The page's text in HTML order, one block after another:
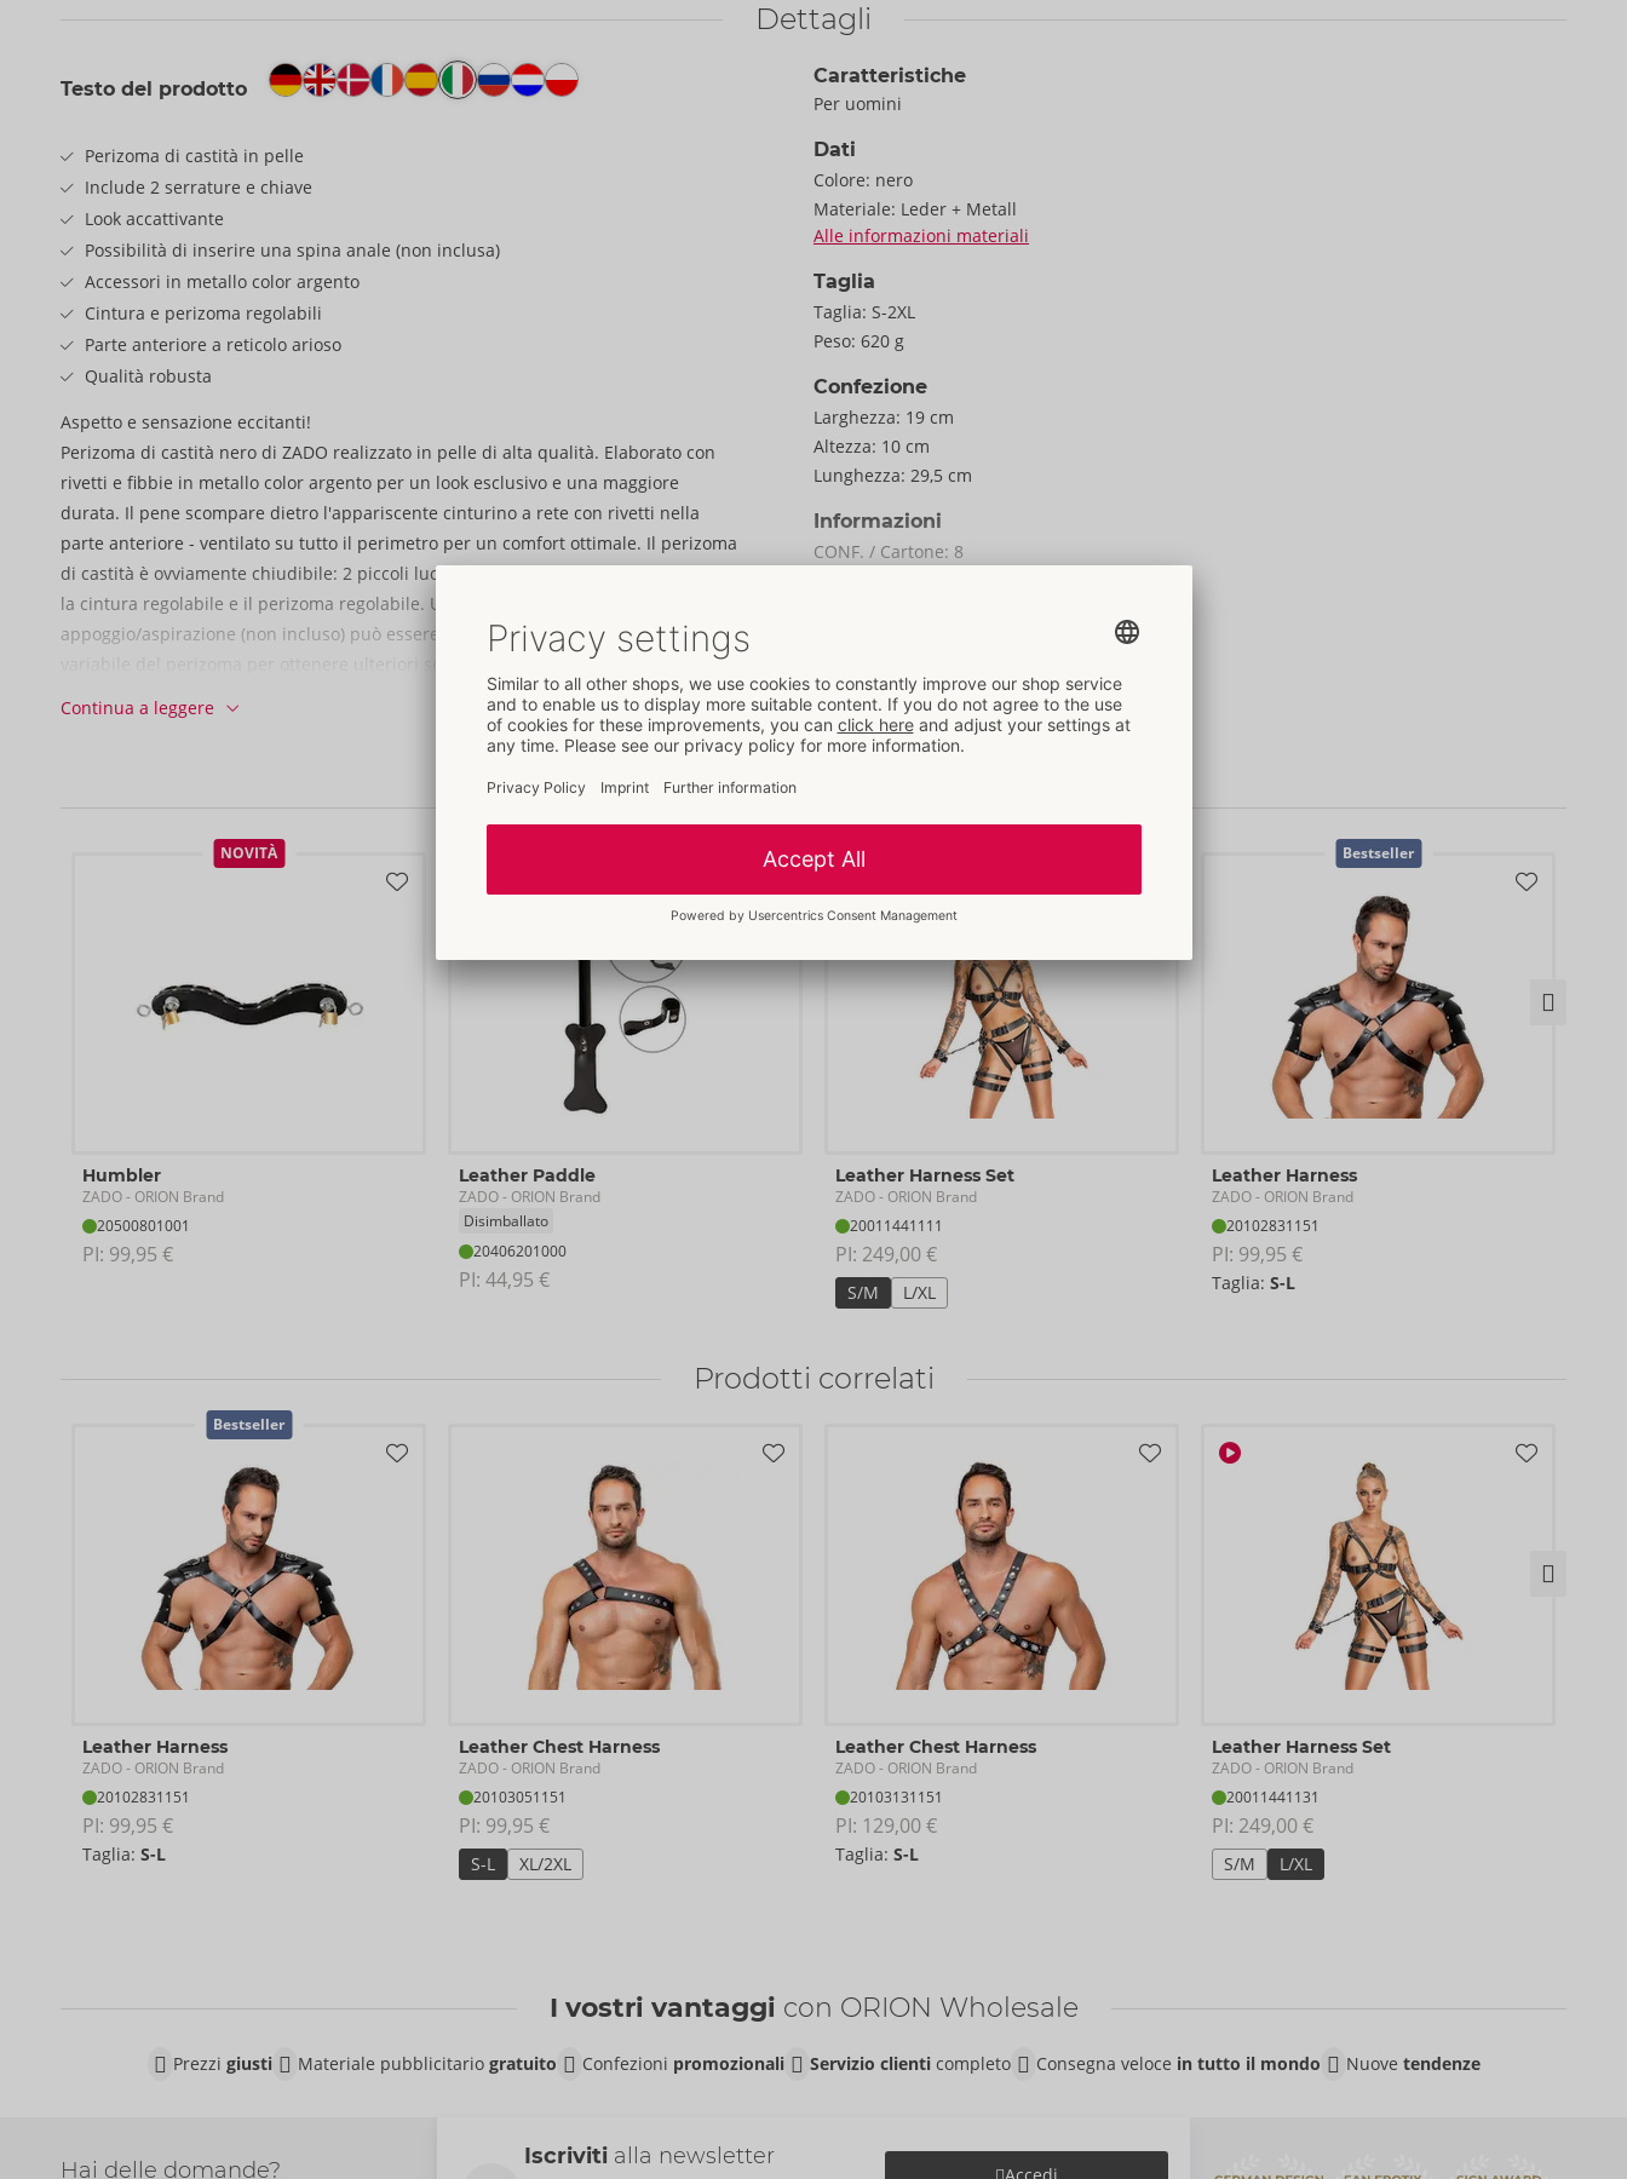
Dettagli
Testo del prodotto
Perizoma di castità in pelle
Include 2 serrature e chiave
Look accattivante
Possibilità di inserire una spina anale (non inclusa)
Accessori in metallo color argento
Cintura e perizoma regolabili
Parte anteriore a reticolo arioso
Qualità robusta
Aspetto e sensazione eccitanti!
Perizoma di castità nero di ZADO realizzato in pelle di alta qualità. Elaborato con
rivetti e fibbie in metallo color argento per un look esclusivo e una maggiore
durata. Il pene scompare dietro l'appariscente cinturino a rete con rivetti nella
parte anteriore - ventilato su tutto il perimetro per un comfort ottimale. Il perizoma
di castità è ovviamente chiudibile: 2 piccoli lucchetti decorativi con chiave bloccano
la cintura regolabile e il perizoma regolabile. Un plug anale con base di
appoggio/aspirazione (non incluso) può essere inserito nel bracciale di fissaggio
variabile del perizoma per ottenere ulteriori sensazioni eccitanti. Il bracciale può
Pelle (bufalo/mucca/agnello, conciata senza cromo), metallo.
Continua a leggere
Caratteristiche
Per uomini
Dati
Colore: nero
Materiale: Leder + Metall
Alle informazioni materiali
Taglia
Taglia: S-2XL
Peso: 620 g
Confezione
Larghezza: 19 cm
Altezza: 10 cm
Lunghezza: 29,5 cm
Informazioni
CONF. / Cartone: 8
Paese di origine: IN
Disponibilità
NOVITÀ
Humbler
ZADO- ORION Brand
20500801001
PI: 99,95 €
Leather Paddle
ZADO- ORION Brand
Disimballato
20406201000
PI: 44,95 €
Leather Harness Set
ZADO- ORION Brand
20011441111
PI: 249,00 €
S/M L/XL
Bestseller
Leather Harness
ZADO- ORION Brand
20102831151
PI: 99,95 €
Taglia: S-L
Prodotti correlati
Bestseller
Leather Harness
ZADO- ORION Brand
20102831151
PI: 99,95 €
Taglia: S-L
Leather Chest Harness
ZADO- ORION Brand
20103051151
PI: 99,95 €
S-L XL/2XL
Leather Chest Harness
ZADO- ORION Brand
20103131151
PI: 129,00 €
Taglia: S-L
Leather Harness Set
ZADO- ORION Brand
20011441131
PI: 249,00 €
S/M L/XL
I vostri vantaggi con ORION Wholesale
Prezzi giusti Materiale pubblicitario gratuito Confezioni promozionali Servizio clienticompleto Consegna veloce in tutto il mondo Nuove tendenze
Hai delle domande?
Iscriviti alla newsletter
Accedi